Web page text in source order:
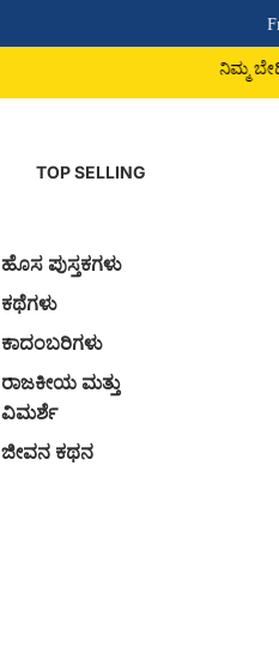
Free Shipping
ನಿಮ್ಮ ಬೇಡಿಕೆ ಪುಸ್ತಕ
TOP SELLING
ಹೊಸ ಪುಸ್ತಕಗಳು
ಕಥೆಗಳು
ಕಾದಂಬರಿಗಳು
ರಾಜಕೀಯ ಮತ್ತು
ವಿಮರ್ಶೆ
ಜೀವನ ಕಥನ